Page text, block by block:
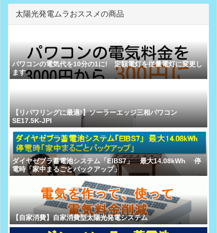
太陽光発電ムラおススメの商品
パワコンの電気代を10分の1に! 定額電灯を従量電灯に変更し
ます
【リパワリングに最適!】ソーラーエッジ三相パワコン
SE17.5K-JPI
ダイヤゼブラ蓄電池システム「EIBS7」 最大14.08kWh 停
電時「家中まるごとバックアップ」
【自家消費】自家消費型太陽光発電システム